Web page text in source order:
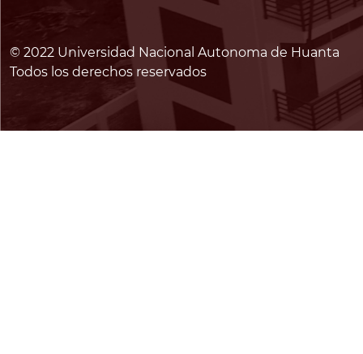
© 2022 Universidad Nacional Autonoma de Huanta
Todos los derechos reservados